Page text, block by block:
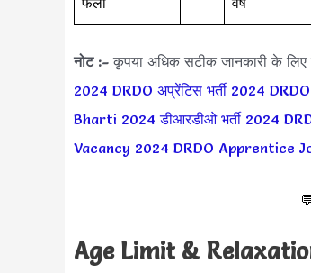
नोट :- कृपया अधिक सटीक जानकारी के
2024 DRDO अप्रेंटिस भर्ती 2024
Bharti 2024 डीआरडीओ भर्ती 2024
Vacancy 2024 DRDO Apprentice
Age Limit &